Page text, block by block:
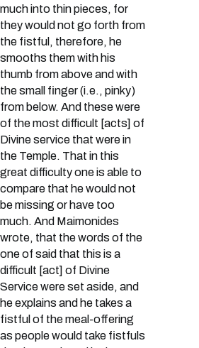
much into thin pieces, for
they would not go forth from
the fistful, therefore, he
smooths them with his
thumb from above and with
the small finger (i.e., pinky)
from below. And these were
of the most difficult [acts] of
Divine service that were in
the Temple. That in this
great difficulty one is able to
compare that he would not
be missing or have too
much. And Maimonides
wrote, that the words of the
one of said that this is a
difficult [act] of Divine
Service were set aside, and
he explains and he takes a
fistful of the meal-offering
as people would take fistfuls